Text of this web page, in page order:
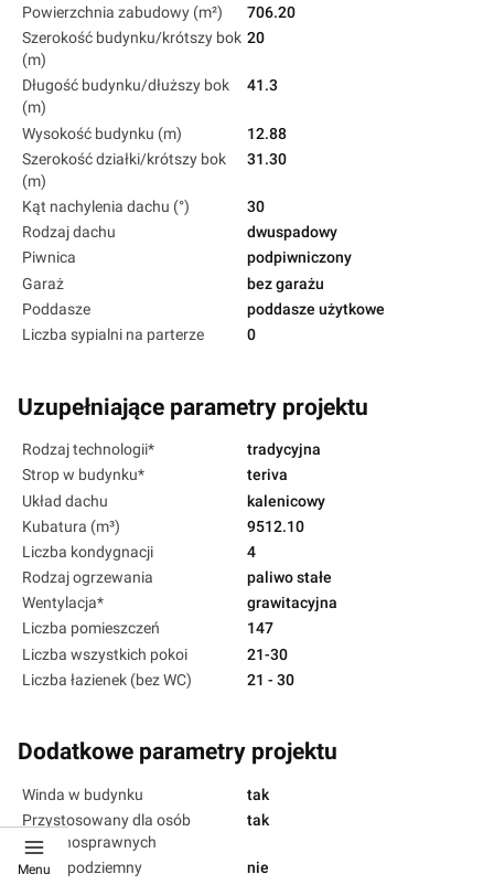
Powierzchnia zabudowy (m²)
706.20
Szerokość budynku/krótszy bok
(m)
20
Długość budynku/dłuższy bok
(m)
41.3
Wysokość budynku (m)
12.88
Szerokość działki/krótszy bok
(m)
31.30
Kąt nachylenia dachu (°)
30
Rodzaj dachu
dwuspadowy
Piwnica
podpiwniczony
Garaż
bez garażu
Poddasze
poddasze użytkowe
Liczba sypialni na parterze
0
Uzupełniające parametry projektu
Rodzaj technologii*
tradycyjna
Strop w budynku*
teriva
Układ dachu
kalenicowy
Kubatura (m³)
9512.10
Liczba kondygnacji
4
Rodzaj ogrzewania
paliwo stałe
Wentylacja*
grawitacyjna
Liczba pomieszczeń
147
Liczba wszystkich pokoi
21-30
Liczba łazienek (bez WC)
21 - 30
Dodatkowe parametry projektu
Winda w budynku
tak
Przystosowany dla osób
niepełnosprawnych
tak
Garaż podziemny
nie
Menu